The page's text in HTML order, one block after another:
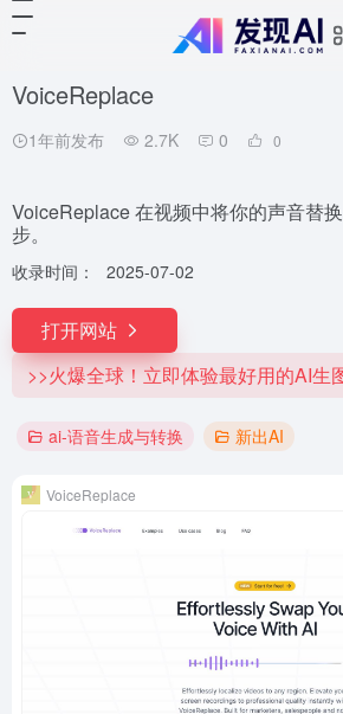
VoiceReplace
1年前发布 2.7K 0 0
VoiceReplace 在视频中将你的声音替
步。
收录时间： 2025-07-02
打开网站
>>火爆全球！立即体验最好用的AI生
ai-语音生成与转换 新出AI
VoiceReplace